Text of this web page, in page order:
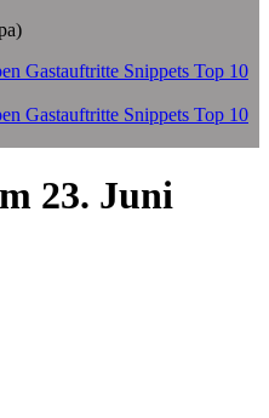
Gastauftritte Snippets Top 10
Gastauftritte Snippets Top 10
23. Juni